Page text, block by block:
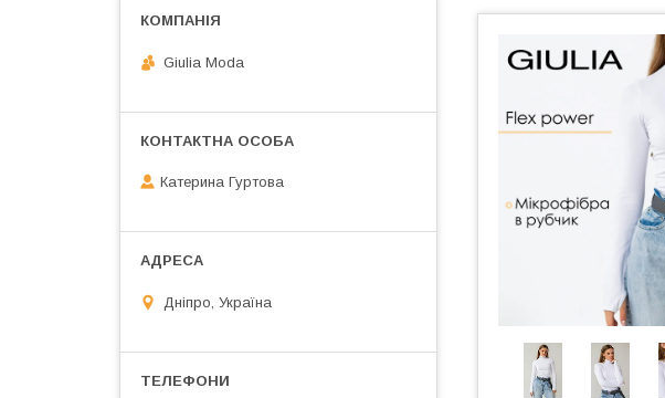
Giulia Moda
Катерина Гуртова
Дніпро, Україна